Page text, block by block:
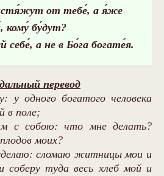
от тебе́, а я́же
кому́ бу́дут?
себе́, а не в Бо́га богате́я.
перевод
у одного богатого человека
в поле;
с собою: что мне делать?
моих?
сломаю житницы мои и
соберу туда весь хлеб мой и